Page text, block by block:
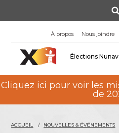
À propos Nous joindre
Élections
Cliquez ici pour voir les
de
ACCUEIL NOUVELLES & ÉVÉNEMENTS